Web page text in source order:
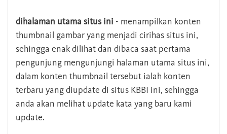
dihalaman utama situs ini - menampilkan konten
thumbnail gambar yang menjadi cirihas situs ini,
sehingga enak dilihat dan dibaca saat pertama
pengunjung mengunjungi halaman utama situs ini,
dalam konten thumbnail tersebut ialah konten
terbaru yang diupdate di situs KBBI ini, sehingga
anda akan melihat update kata yang baru kami
update.